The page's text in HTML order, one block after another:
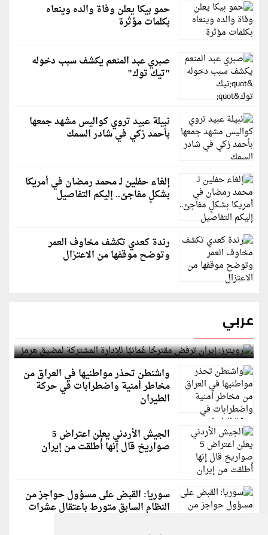
حمو بيكا يعلن وفاة والده وينعاه
بكلمات مؤثرة
صبري عبد المنعم يكشف سبب دخوله
"تيك توك"
نبيلة عبيد تروي كواليس مشهد جمعها
بأحمد زكي في شادر السمك
إلغاء حفلين لـ محمد رمضان في أمريكا
بشكلٍ مفاجئ.. إليكم التفاصيل
رندة كعدي تكشف مخاوف العمر
وتوضح موقفها من الاعتزال
عربي
رويترز: إيران ترفض مقترحًا عُمانيًا للإدارة المشتركة
لمضيق هرمز
واشنطن تحذر مواطنيها في العراق من
مخاطر أمنية واضطرابات في حركة
الطيران
الجيش الأردني يعلن اعتراض 5
صواريخ قال إنها أُطلقت من إيران
سوريا: القبض على مسؤول حواجز من
النظام السابق متورط باعتقال عشرات